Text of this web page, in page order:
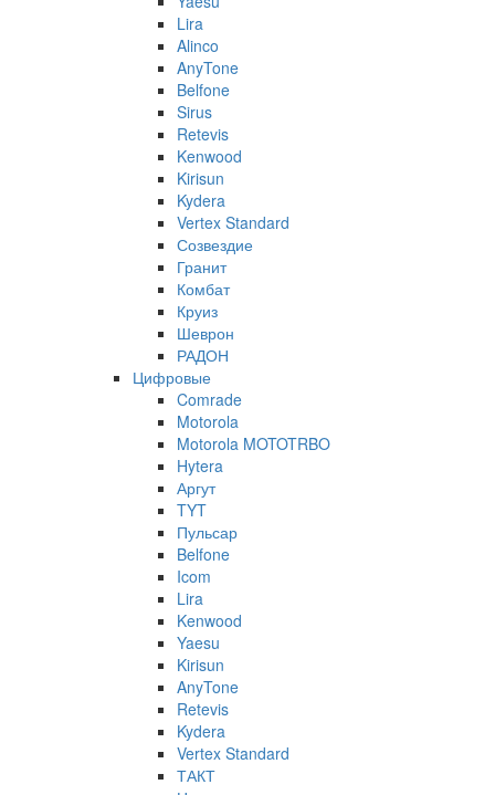
Lira
Alinco
AnyTone
Belfone
Sirus
Retevis
Kenwood
Kirisun
Kydera
Vertex Standard
Созвездие
Гранит
Комбат
Круиз
Шеврон
РАДОН
Цифровые
Comrade
Motorola
Motorola MOTOTRBO
Hytera
Аргут
TYT
Пульсар
Belfone
Icom
Lira
Kenwood
Yaesu
Kirisun
AnyTone
Retevis
Kydera
Vertex Standard
ТАКТ